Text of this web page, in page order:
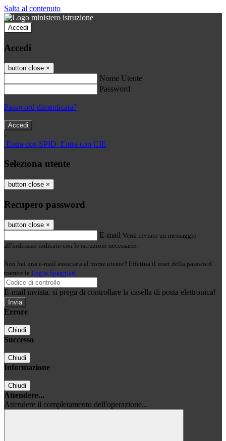
Salta al contenuto
Accedi
Accedi
button close ×
Nome Utente
Password
Password dimenticata?
-
Entra con SPID Entra con CIE
Seleziona utente
button close ×
Recupero password
button close ×
E-mail Verrà inviato un messaggio
all'indirizzo indicato con le istruzioni necessarie.
Non hai una e-mail associata al nome utente? Effettua il reset della password
tramite la Login Spaggiari
E-mail inviata, si prega di controllare la casella di posta elettronica!
Errore
Chiudi
Successo
Chiudi
Informazione
Chiudi
Attendere...
Attendere il completamento dell'operazione...